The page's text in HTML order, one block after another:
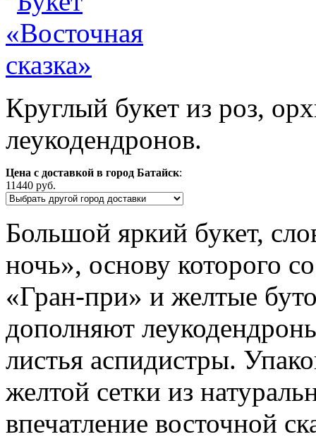
Круглый букет из роз,
леукодендронов.
Цена с доставкой в город Батайск:
11440 руб.
Большой яркий букет,
ночь», основу которого
«Гран-при» и желтые
дополняют
листья аспидистры.
желтой сетки из
впечатление восточной